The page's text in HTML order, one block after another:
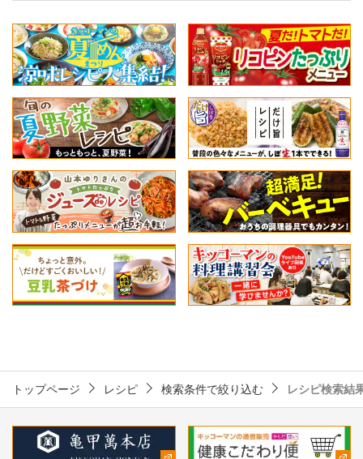
トップページ レシピ 検索条件で絞り込む レシピ検索結